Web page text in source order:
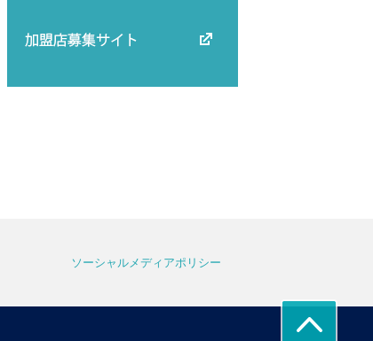
ソーシャルメディアポリシー